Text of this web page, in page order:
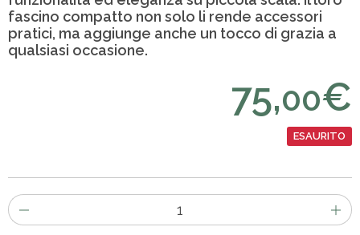
fascino compatto non solo li rende accessori
pratici, ma aggiunge anche un tocco di grazia a
qualsiasi occasione.
75,00€
ESAURITO
Numero
di